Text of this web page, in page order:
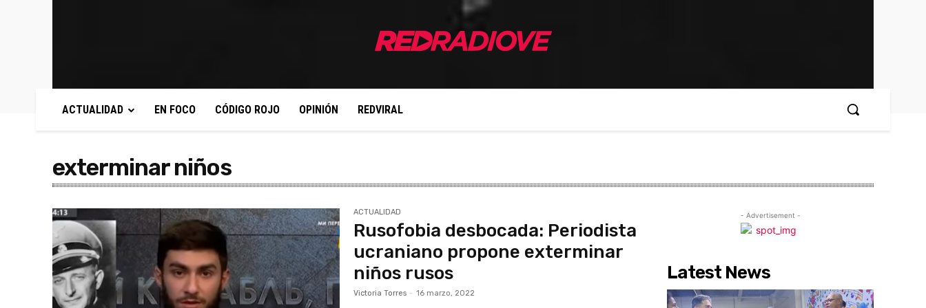
ACTUALIDAD EN FOCO CÓDIGO ROJO OPINIÓN REDVIRAL
exterminar niños
ACTUALIDAD
Rusofobia desbocada: Periodista
ucraniano propone exterminar
niños rusos
Victoria Torres - 16 marzo, 2022
- Advertisement -
Latest News